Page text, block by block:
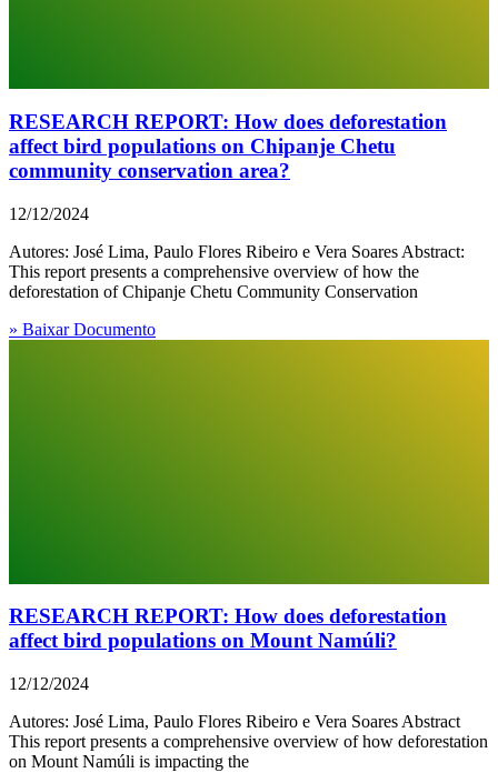
RESEARCH REPORT: How does deforestation
affect bird populations on Chipanje Chetu
community conservation area?
12/12/2024
Autores: José Lima, Paulo Flores Ribeiro e Vera Soares Abstract:
This report presents a comprehensive overview of how the
deforestation of Chipanje Chetu Community Conservation
» Baixar Documento
RESEARCH REPORT: How does deforestation
affect bird populations on Mount Namúli?
12/12/2024
Autores: José Lima, Paulo Flores Ribeiro e Vera Soares Abstract
This report presents a comprehensive overview of how deforestation
on Mount Namúli is impacting the